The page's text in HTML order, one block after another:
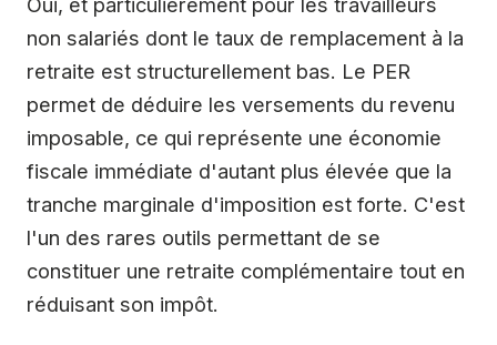
non salariés dont le taux de remplacement à la
retraite est structurellement bas. Le PER
permet de déduire les versements du revenu
imposable, ce qui représente une économie
fiscale immédiate d'autant plus élevée que la
tranche marginale d'imposition est forte. C'est
l'un des rares outils permettant de se
constituer une retraite complémentaire tout en
réduisant son impôt.